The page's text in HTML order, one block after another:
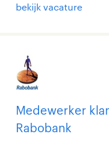
bekijk vacature
Medewerker
Rabobank